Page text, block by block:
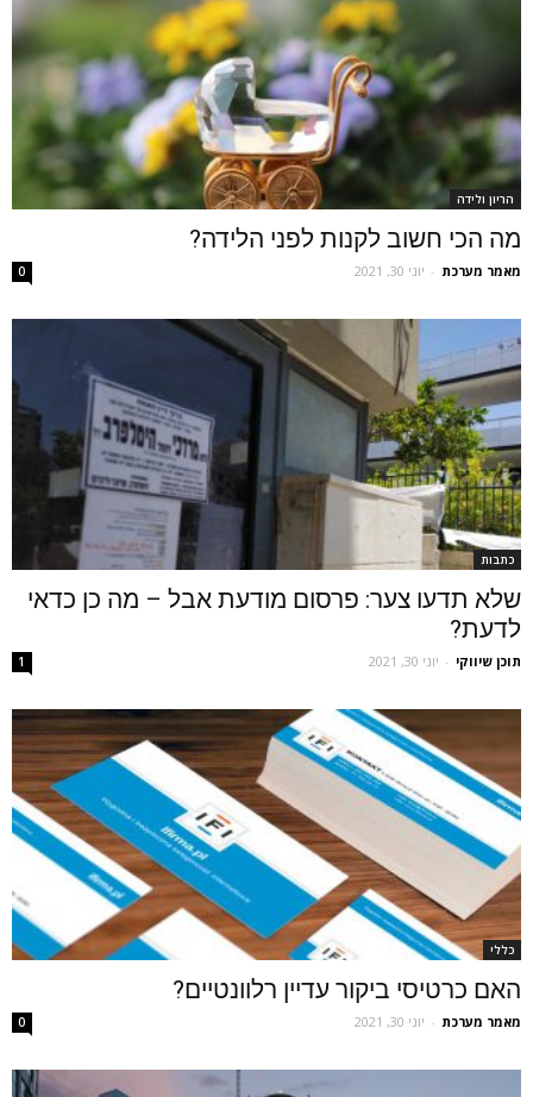
הריון ולידה
מה הכי חשוב לקנות לפני הלידה?
מאמר מערכת - יוני 30, 2021 0
כתבות
שלא תדעו צער: פרסום מודעת אבל – מה כן כדאי
לדעת?
תוכן שיווקי - יוני 30, 2021 1
כללי
האם כרטיסי ביקור עדיין רלוונטיים?
מאמר מערכת - יוני 30, 2021 0